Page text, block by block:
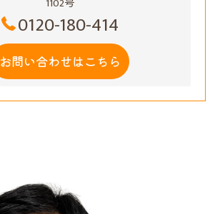
1102号
0120-180-414
お問い合わせはこちら